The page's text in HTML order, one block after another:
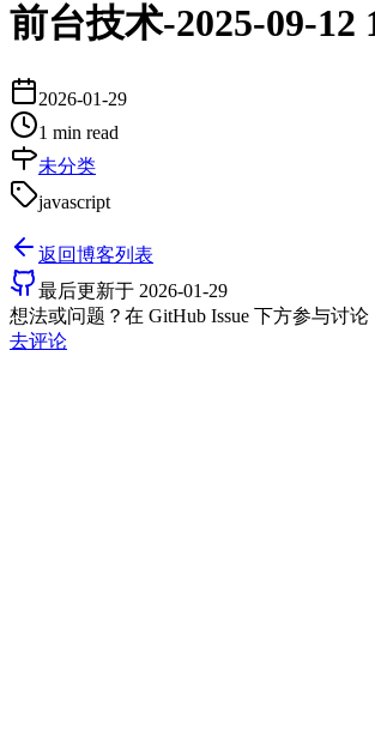
前台技术-2025-09-12
2026-01-29
1 min read
未分类
javascript
返回博客列表
最后更新于 2026-01-29
想法或问题？在 GitHub Issue 下方参与讨论
去评论